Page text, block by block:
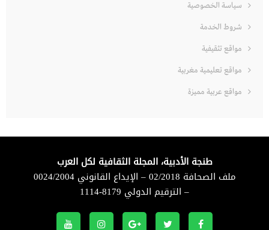
سياسة الخصوصية
شروط الخدمة
مواقع تثقيفية
مواقع تعليمية مغربية
مواقع عربية مميزة
طنجة الأدبية، المجلة الثقافية لكل العرب
ملف الصحافة 02/2018 – الإيداع القانوني 0024/2004
– الترقيم الدولي 8179-1114